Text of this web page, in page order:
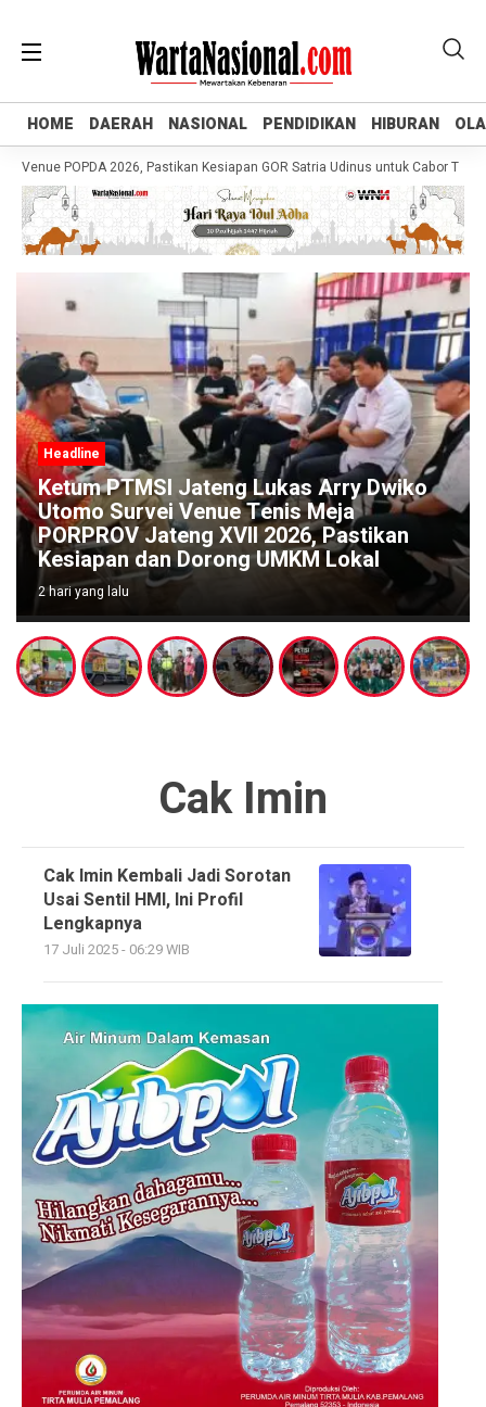
HOME DAERAH NASIONAL PENDIDIKAN HIBURAN
HOME DAERAH NASIONAL PENDIDIKAN HIBURAN
POPDA 2026, Pastikan Kesiapan GOR Satria Udinus untuk Cabor Tenis
Headline
Ketum PTMSI Jateng Lukas Arry Dwiko
Utomo Survei Venue Tenis Meja
PORPROV Jateng XVII 2026, Pastikan
Kesiapan dan Dorong UMKM Lokal
2 hari yang lalu
Cak Imin
Cak Imin Kembali Jadi Sorotan
Usai Sentil HMI, Ini Profil
Lengkapnya
17 Juli 2025 - 06:29 WIB